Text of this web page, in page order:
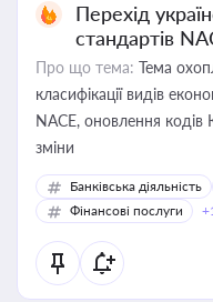
Перехід
стандартів
Про що тема: Тема
класифікації видів
NACE, оновлення кодів
зміни
Банківська діяльність
Фінансові послуги